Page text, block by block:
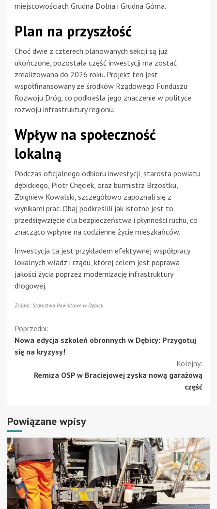
miejscowościach Grudna Dolna i Grudna Górna.
Plan na przyszłość
Choć dwie z czterech planowanych sekcji są już
ukończone, pozostała część inwestycji ma zostać
zrealizowana do 2026 roku. Projekt ten jest
współfinansowany ze środków Rządowego Funduszu
Rozwoju Dróg, co podkreśla jego znaczenie w polityce
rozwoju infrastruktury regionu.
Wpływ na społeczność
lokalną
Podczas oficjalnego odbioru inwestycji, starosta powiatu
dębickiego, Piotr Chęciek, oraz burmistrz Brzostku,
Zbigniew Kowalski, szczegółowo zapoznali się z
wynikami prac. Obaj podkreślili jak istotne jest to
przedsięwzięcie dla bezpieczeństwa i płynności ruchu, co
znacząco wpłynie na codzienne życie mieszkańców.
Inwestycja ta jest przykładem efektywnej współpracy
lokalnych władz i rządu, której celem jest poprawa
jakości życia poprzez modernizację infrastruktury
drogowej.
Źródło: Starostwo Powiatowe w Dębicy
Kontynuuj
czytanie
Poprzedni:
Nowa edycja szkoleń obronnych w Dębicy: Przygotuj
się na kryzysy!
Kolejny:
Remiza OSP w Braciejowej zyska nową garażową
część
Powiązane wpisy